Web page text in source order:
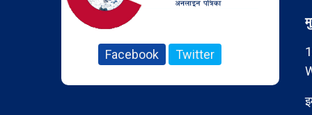
Facebook Twitter